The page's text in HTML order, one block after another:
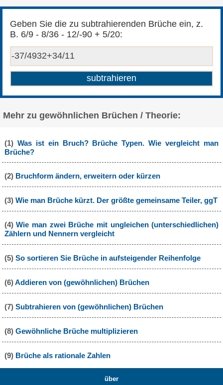
Geben Sie die zu subtrahierenden Brüche ein, z.
B. 6/9 - 8/36 - 12/-90 + 5/20:
Mehr zu gewöhnlichen Brüchen / Theorie:
(1) Was ist ein Bruch? Brüche Typen. Wie vergleicht man
Brüche?
(2) Bruchform ändern, erweitern oder kürzen
(3) Wie man Brüche kürzt. Der größte gemeinsame Teiler, ggT
(4)Wie man zwei Brüche mit ungleichen (unterschiedlichen)
Zählern und Nennern vergleicht
(5) So sortieren Sie Brüche in aufsteigender Reihenfolge
(6)Addieren von (gewöhnlichen) Brüchen
(7) Subtrahieren von (gewöhnlichen) Brüchen
(8) Gewöhnliche Brüche multiplizieren
(9) Brüche als rationale Zahlen
über